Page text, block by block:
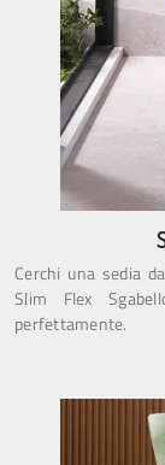
Cerchi una sedia
Slim Flex
perfettamente.